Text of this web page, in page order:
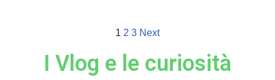
1 2 3 Next
I Vlog e le curiosità